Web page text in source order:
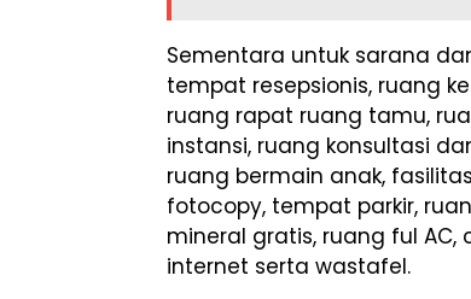
Sementara untuk sarana
tempat resepsionis, ruang
ruang rapat ruang tamu,
instansi, ruang konsultasi
ruang bermain anak,
fotocopy, tempat parkir,
mineral gratis, ruang ful
internet serta wastafel.